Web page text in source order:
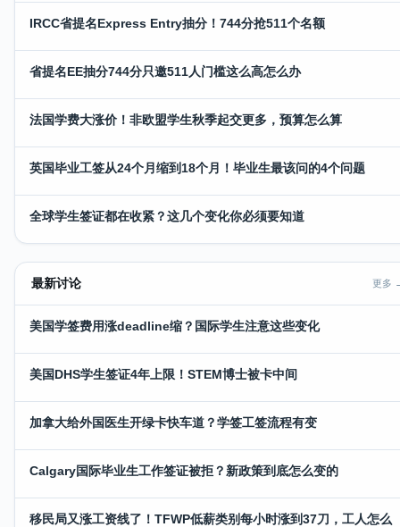
IRCC省提名Express Entry抽分！744分抢511个名额
省提名EE抽分744分只邀511人门槛这么高怎么办
法国学费大涨价！非欧盟学生秋季起交更多，预算怎么算
英国毕业工签从24个月缩到18个月！毕业生最该问的4个问题
全球学生签证都在收紧？这几个变化你必须要知道
最新讨论 更多
美国学签费用涨deadline缩？国际学生注意这些变化
美国DHS学生签证4年上限！STEM博士被卡中间
加拿大给外国医生开绿卡快车道？学签工签流程有变
Calgary国际毕业生工作签证被拒？新政策到底怎么变的
移民局又涨工资线了！TFWP低薪类别每小时涨到37刀，工人怎么